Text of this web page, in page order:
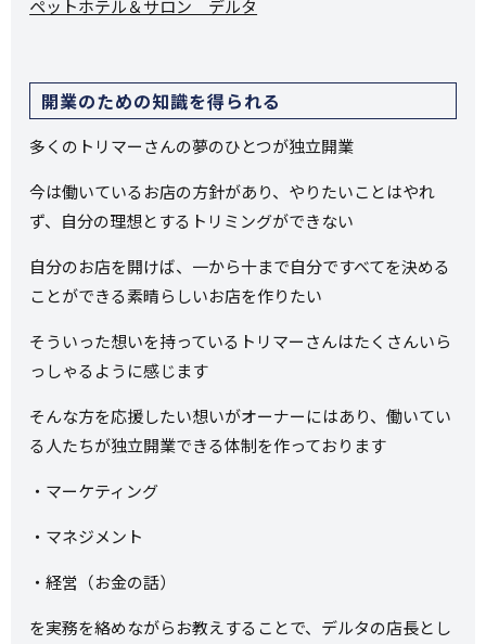
ペットホテル＆サロン デルタ
開業のための知識を得られる
多くのトリマーさんの夢のひとつが独立開業
今は働いているお店の方針があり、やりたいことはやれ
ず、自分の理想とするトリミングができない
自分のお店を開けば、一から十まで自分ですべてを決める
ことができる素晴らしいお店を作りたい
そういった想いを持っているトリマーさんはたくさんいら
っしゃるように感じます
そんな方を応援したい想いがオーナーにはあり、働いてい
る人たちが独立開業できる体制を作っております
・マーケティング
・マネジメント
・経営（お金の話）
を実務を絡めながらお教えすることで、デルタの店長とし